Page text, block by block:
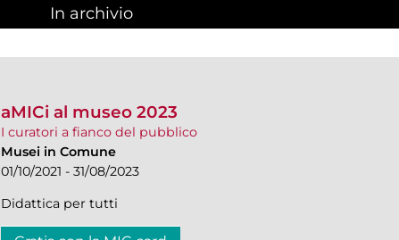
In archivio
aMICi al museo 2023
I curatori a fianco del pubblico
Musei in Comune
01/10/2021 - 31/08/2023
Didattica per tutti